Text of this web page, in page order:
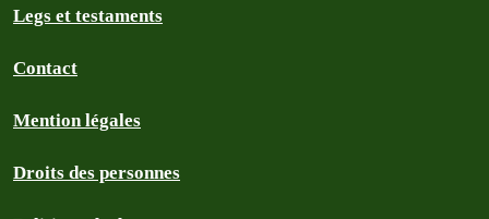
Legs et testaments
Contact
Mention légales
Droits des personnes